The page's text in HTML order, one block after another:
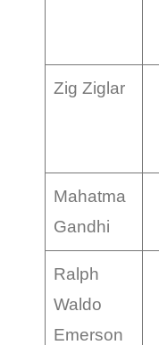
Zig Ziglar
Mahatma
Gandhi
Ralph
Waldo
Emerson